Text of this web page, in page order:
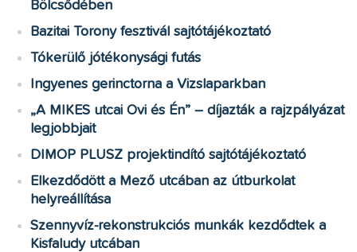
Bölcsődében
Bazitai Torony fesztivál sajtótájékoztató
Tókerülő jótékonysági futás
Ingyenes gerinctorna a Vizslaparkban
„A MIKES utcai Ovi és Én” – díjazták a rajzpályázat
legjobbjait
DIMOP PLUSZ projektindító sajtótájékoztató
Elkezdődött a Mező utcában az útburkolat
helyreállítása
Szennyvíz-rekonstrukciós munkák kezdődtek a
Kisfaludy utcában